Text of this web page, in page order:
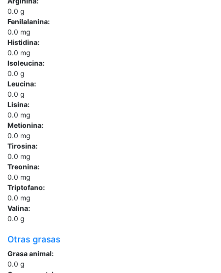
0.0 g
Fenilalanina:
0.0 mg
Histidina:
0.0 mg
Isoleucina:
0.0 g
Leucina:
0.0 g
Lisina:
0.0 mg
Metionina:
0.0 mg
Tirosina:
0.0 mg
Treonina:
0.0 mg
Triptofano:
0.0 mg
Valina:
0.0 g
Otras grasas
Grasa animal:
0.0 g